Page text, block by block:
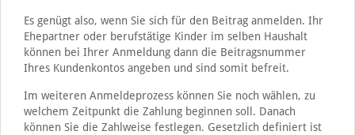
Es genügt also, wenn Sie sich für den Beitrag anmelden. Ihr
Ehepartner oder berufstätige Kinder im selben Haushalt
können bei Ihrer Anmeldung dann die Beitragsnummer
Ihres Kundenkontos angeben und sind somit befreit.
Im weiteren Anmeldeprozess können Sie noch wählen, zu
welchem Zeitpunkt die Zahlung beginnen soll. Danach
können Sie die Zahlweise festlegen. Gesetzlich definiert ist